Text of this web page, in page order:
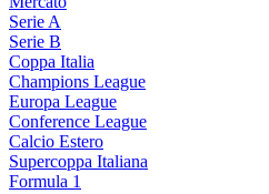
Serie A
Serie B
Coppa Italia
Champions League
Europa League
Conference League
Calcio Estero
Supercoppa Italiana
Formula 1